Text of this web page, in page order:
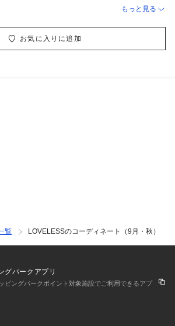
もっと見る
お気に入りに追加
覧 LOVELESSのコーディネート（9月・秋）
グパークアプリ
ピングパークポイント対象施設でご利用できるアプ